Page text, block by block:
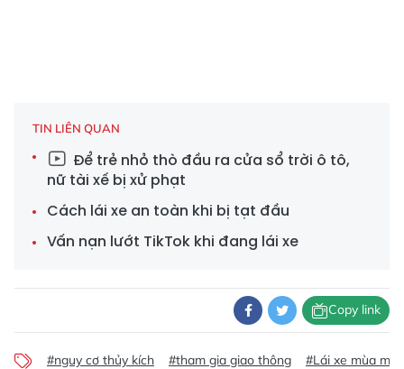
TIN LIÊN QUAN
Để trẻ nhỏ thò đầu ra cửa sổ trời ô tô,
nữ tài xế bị xử phạt
Cách lái xe an toàn khi bị tạt đầu
Vấn nạn lướt TikTok khi đang lái xe
Copy link
#nguy cơ thủy kích #tham gia giao thông #Lái xe mùa mưa